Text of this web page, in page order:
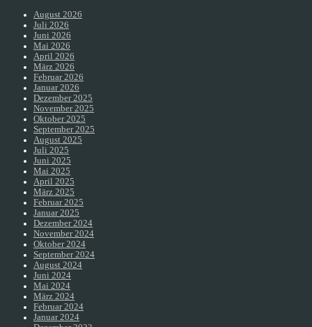
August 2026
Juli 2026
Juni 2026
Mai 2026
April 2026
März 2026
Februar 2026
Januar 2026
Dezember 2025
November 2025
Oktober 2025
September 2025
August 2025
Juli 2025
Juni 2025
Mai 2025
April 2025
März 2025
Februar 2025
Januar 2025
Dezember 2024
November 2024
Oktober 2024
September 2024
August 2024
Juni 2024
Mai 2024
März 2024
Februar 2024
Januar 2024